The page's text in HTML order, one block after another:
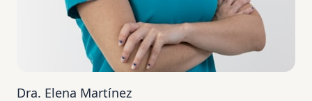
Dra. Elena Martínez